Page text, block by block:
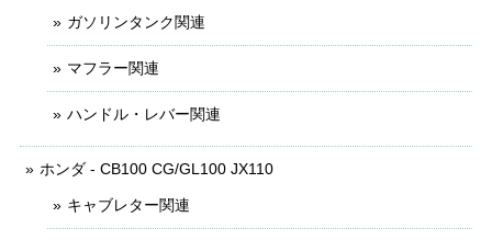
ガソリンタンク関連
マフラー関連
ハンドル・レバー関連
ホンダ - CB100 CG/GL100 JX110
キャブレター関連